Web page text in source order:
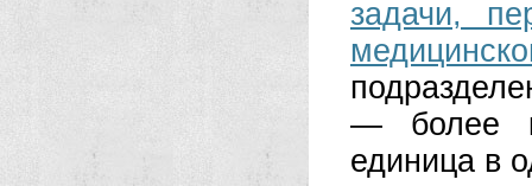
задачи,
— более
единица в